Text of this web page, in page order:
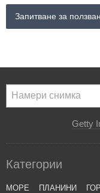
Запитване за
Getty
Категории
МОРЕ ПЛАНИНИ